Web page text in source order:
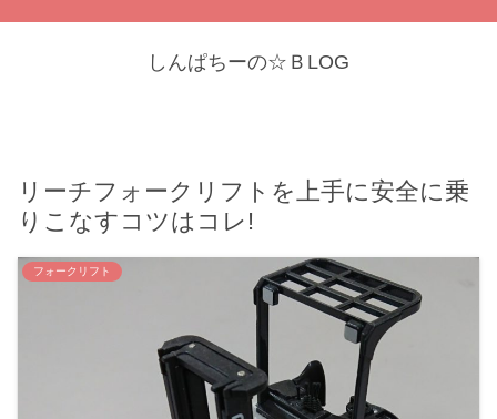
しんぱちーの☆ＢLOG
リーチフォークリフトを上手に安全に乗
りこなすコツはコレ!
フォークリフト